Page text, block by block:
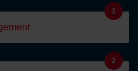
1
2